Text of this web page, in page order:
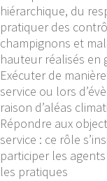
hiérarchique, du
pratiquer des
champignons et
hauteur réalisés en
Exécuter de
service ou lors
raison d’aléas
Répondre aux
service : ce rôle
participer les
les pratiques